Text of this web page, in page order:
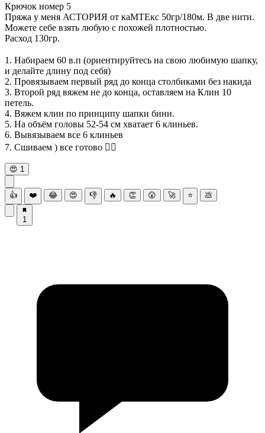
Крючок номер 5
Пряжа у меня АСТОРИЯ от каМТЕкс 50гр/180м. В две нити.
Можете себе взять любую с похожей плотностью.
Расход 130гр.
1. Набираем 60 в.п (ориентируйтесь на свою любимую шапку,
и делайте длину под себя)
2. Провязываем первый ряд до конца столбиками без накида
3. Второй ряд вяжем не до конца, оставляем на Клин 10
петель.
4. Вяжем клин по принципу шапки бини.
5. На объём головы 52-54 см хватает 6 клиньев.
6. Вывязываем все 6 клиньев
7. Сшиваем ) все готово 👌🏻
😍 1
👍 ❤️ 😂 😍 👎 🔥 👏 😮 🚀 ⭐ 💩
1